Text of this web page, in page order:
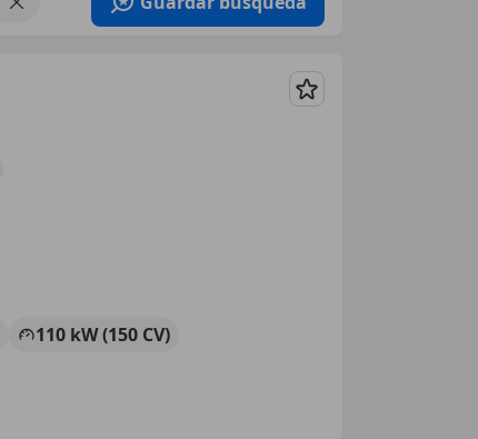
Guardar
110 kW (150 CV)